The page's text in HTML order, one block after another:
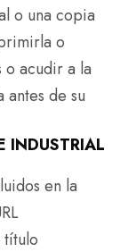
o una copia
o
acudir a la
antes de su
INDUSTRIAL
en la